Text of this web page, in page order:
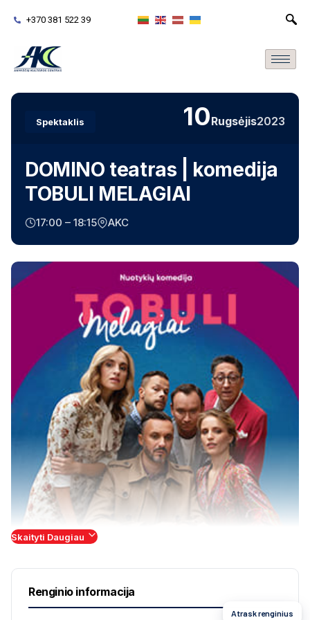
+370 381 522 39
Spektaklis 10Rugsėjis2023
DOMINO teatras | komedija
TOBULI MELAGIAI
17:00 – 18:15 AKC
Skaityti Daugiau
Renginio informacija
Atrask renginius